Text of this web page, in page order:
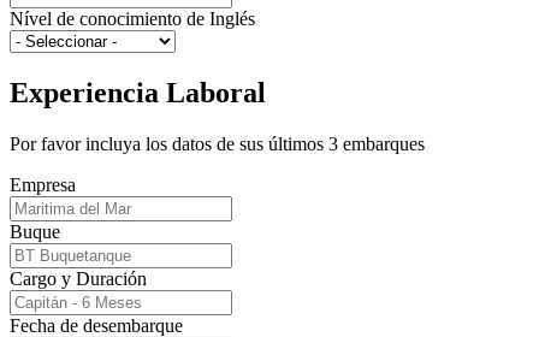
Nível de conocimiento de Inglés
Experiencia Laboral
Por favor incluya los datos de sus últimos 3 embarques
Empresa
Buque
Cargo y Duración
Fecha de desembarque